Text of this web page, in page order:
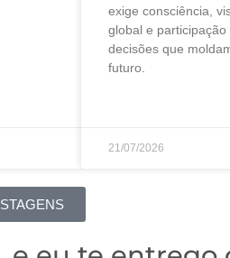
exige consciência,
global e participação
decisões que
futuro.
21/07/2026